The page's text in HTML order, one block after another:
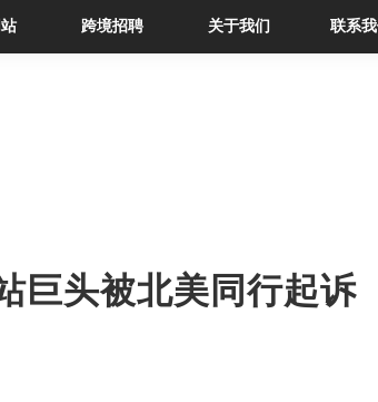
跨境招聘 关于我们 联系我
巨头被北美同行起诉